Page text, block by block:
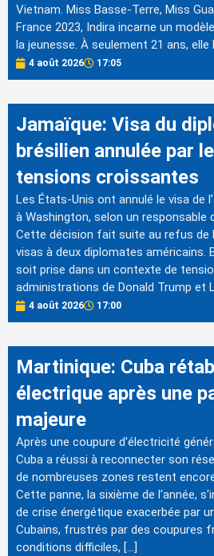
Vietnam. Miss Basse-Terre, Miss
France 2023, Indira incarne un
la jeunesse. À seulement 21 ans, elle
4 août 2026 17:05
Jamaïque: Visa du
brésilien annulée par
tensions croissantes
Les États-Unis ont annulé le visa de
à Washington, selon un responsable
Cette décision fait suite au refus de
visas à deux diplomates américains.
soit prise dans un contexte de
administrations de Donald Trump et
4 août 2026 17:00
Martinique: Cuba
électrique après une
majeure
Après une coupure d'électricité
Cuba a réussi à reconnecter son
de nombreuses zones restent
Cette panne, la sixième de l'année,
de crise énergétique exacerbée par
Cubains, frustrés par des coupures
conditions difficiles, […]